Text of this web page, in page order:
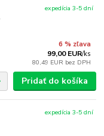
6 % zľava
99,00 EUR/ks
80,49 EUR bez DPH
expedícia 3-5 dní
Pridať do košíka
expedícia 3-5 dní